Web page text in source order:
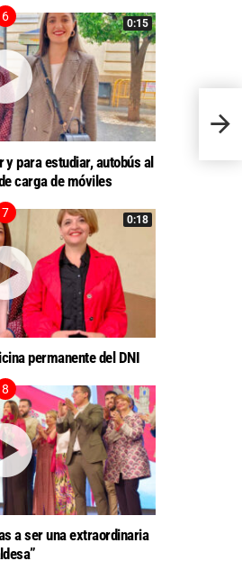
0:15
y para estudiar, autobús al
carga de móviles
0:18
permanente del DNI
a ser una extraordinaria